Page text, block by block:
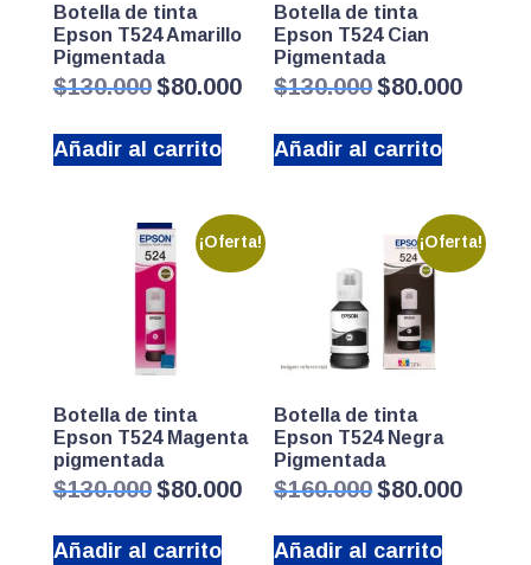
Botella de tinta
Epson T524 Amarillo
Pigmentada
$130.000 El
precio
era:
$80.000El
precio
Añadir al carrito
Botella de tinta
Epson T524 Cian
Pigmentada
$130.000 El
precio
era:
$80.000El
Añadir al carrito
¡Oferta!
Botella de tinta
Epson T524 Magenta
pigmentada
$130.000 El
precio
era:
$80.000El
precio
Añadir al carrito
¡Oferta!
Botella de tinta
Epson T524 Negra
Pigmentada
$160.000 El
precio
era:
$80.000El
Añadir al carrito